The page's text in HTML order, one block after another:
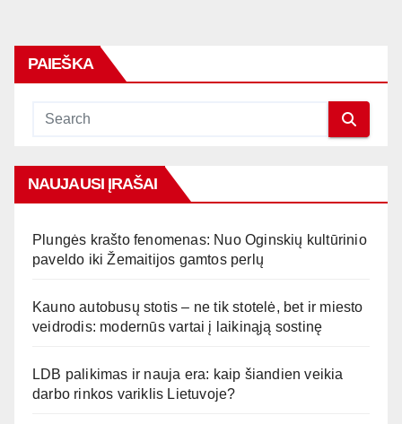
PAIEŠKA
NAUJAUSI ĮRAŠAI
Plungės krašto fenomenas: Nuo Oginskių kultūrinio
paveldo iki Žemaitijos gamtos perlų
Kauno autobusų stotis – ne tik stotelė, bet ir miesto
veidrodis: modernūs vartai į laikinąją sostinę
LDB palikimas ir nauja era: kaip šiandien veikia
darbo rinkos variklis Lietuvoje?